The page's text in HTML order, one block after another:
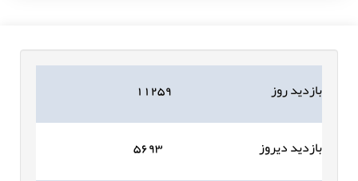
بازدید روز ۱۱۲۵۹
بازدید دیروز ۵۶۹۳